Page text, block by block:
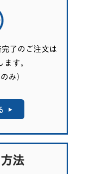
了のご注文は
す。
み）
法